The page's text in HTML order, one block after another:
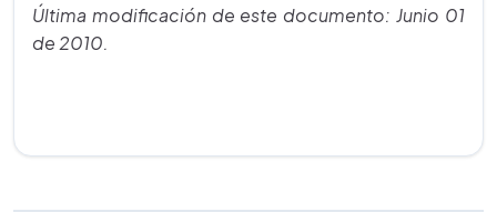
Última modificación de este documento: Junio 01
de 2010.